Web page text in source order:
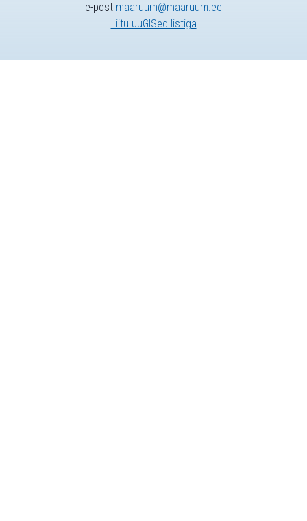
e-post maaruum@maaruum.ee
Liitu uuGISed listiga